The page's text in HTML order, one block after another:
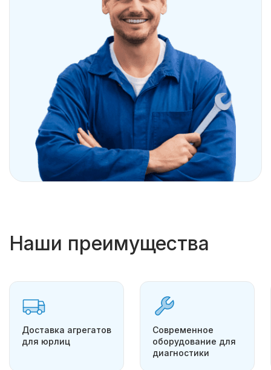
Наши преимущества
Доставка агрегатов
для юрлиц
Современное
оборудование для
диагностики